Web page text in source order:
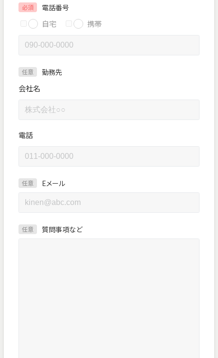
必須 電話番号
自宅 携帯
任意 勤務先
会社名
電話
任意 Eメール
任意 質問事項など